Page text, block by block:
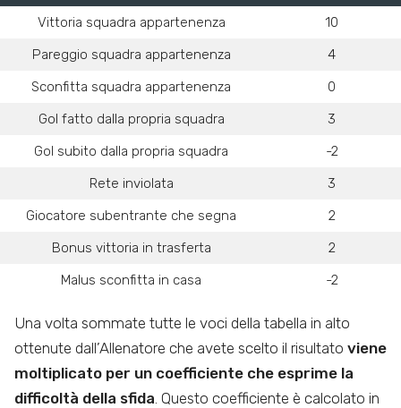
Vittoria squadra appartenenza
10
Pareggio squadra appartenenza
4
Sconfitta squadra appartenenza
0
Gol fatto dalla propria squadra
3
Gol subito dalla propria squadra
-2
Rete inviolata
3
Giocatore subentrante che segna
2
Bonus vittoria in trasferta
2
Malus sconfitta in casa
-2
Una volta sommate tutte le voci della tabella in alto
ottenute dall’Allenatore che avete scelto il risultato viene
moltiplicato per un coefficiente che esprime la
difficoltà della sfida. Questo coefficiente è calcolato in